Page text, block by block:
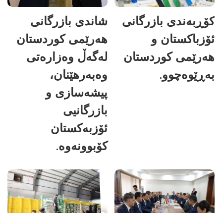
کۆڕبەندی بازرگانی
ئۆزباکستان و
هەرێمی کوردستان
بەڕێوەچوو.
شاندی بازرگانی
هەرێمی کوردستان
لەگەڵ وەزارەتی
وەبەرهێنان،
پیشەسازی و
بازرگانیی
ئۆزبەکستان
کۆبوونەوە.